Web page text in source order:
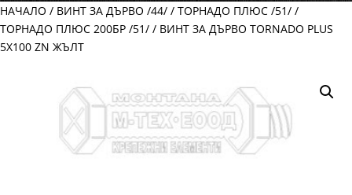
НАЧАЛО / ВИНТ ЗА ДЪРВО /44/ / ТОРНАДО ПЛЮС /51/ /
ТОРНАДО ПЛЮС 200БР /51/ / ВИНТ ЗА ДЪРВО TORNADO PLUS
5Х100 ZN ЖЪЛТ